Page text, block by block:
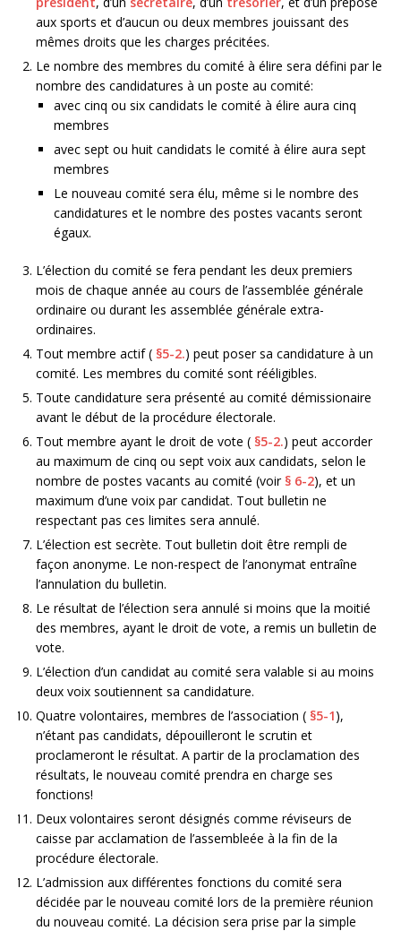
aux sports et d’aucun ou deux membres jouissant des
mêmes droits que les charges précitées.
Le nombre des membres du comité à élire sera défini par le
nombre des candidatures à un poste au comité:
avec cinq ou six candidats le comité à élire aura cinq
membres
avec sept ou huit candidats le comité à élire aura sept
membres
Le nouveau comité sera élu, même si le nombre des
candidatures et le nombre des postes vacants seront
égaux.
L’élection du comité se fera pendant les deux premiers
mois de chaque année au cours de l’assemblée générale
ordinaire ou durant les assemblée générale extra-
ordinaires.
Tout membre actif ( §5-2.) peut poser sa candidature à un
comité. Les membres du comité sont rééligibles.
Toute candidature sera présenté au comité démissionaire
avant le début de la procédure électorale.
Tout membre ayant le droit de vote ( §5-2.) peut accorder
au maximum de cinq ou sept voix aux candidats, selon le
nombre de postes vacants au comité (voir § 6-2), et un
maximum d’une voix par candidat. Tout bulletin ne
respectant pas ces limites sera annulé.
L’élection est secrète. Tout bulletin doit être rempli de
façon anonyme. Le non-respect de l’anonymat entraîne
l’annulation du bulletin.
Le résultat de l’élection sera annulé si moins que la moitié
des membres, ayant le droit de vote, a remis un bulletin de
vote.
L’élection d’un candidat au comité sera valable si au moins
deux voix soutiennent sa candidature.
Quatre volontaires, membres de l’association ( §5-1),
n’étant pas candidats, dépouilleront le scrutin et
proclameront le résultat. A partir de la proclamation des
résultats, le nouveau comité prendra en charge ses
fonctions!
Deux volontaires seront désignés comme réviseurs de
caisse par acclamation de l’assembleée à la fin de la
procédure électorale.
L’admission aux différentes fonctions du comité sera
décidée par le nouveau comité lors de la première réunion
du nouveau comité. La décision sera prise par la simple